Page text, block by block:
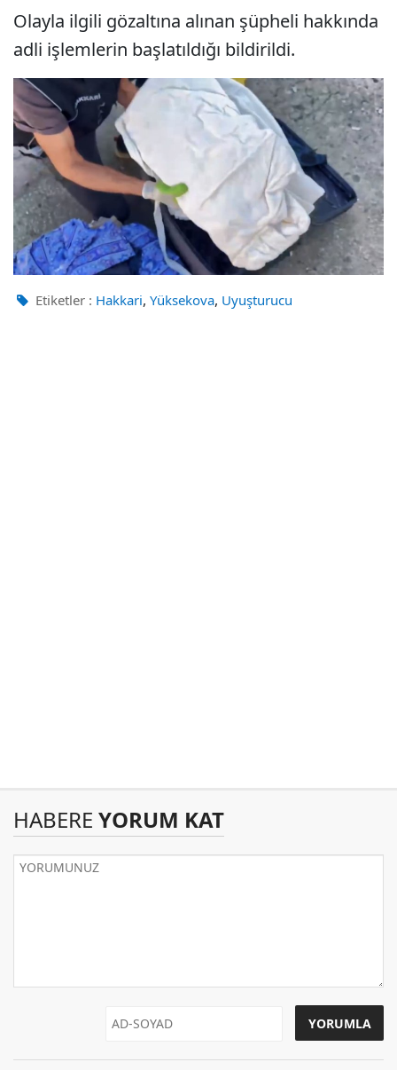
Olayla ilgili gözaltına alınan şüpheli hakkında
adli işlemlerin başlatıldığı bildirildi.
Etiketler : Hakkari, Yüksekova, Uyuşturucu
HABERE YORUM KAT